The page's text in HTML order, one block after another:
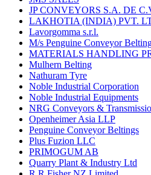
JP CONVEYORS S.A. DE
LAKHOTIA (INDIA) PVT.
Lavorgomma s.r.l.
M/s Penguine Conveyor
MATERIALS HANDLING
Mulhern Belting
Nathuram Tyre
Noble Industrial Corporation
Noble Industrial Equipments
NRG Conveyors &
Openheimer Asia LLP
Penguine Conveyor Beltings
Plus Fuzion LLC
PRIMOGUM AB
Quarry Plant & Industry Ltd